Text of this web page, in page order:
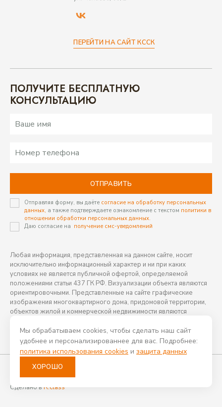
Все проекты КССК
Мы обрабатываем cookies, чтобы сделать наш сайт
удобнее и персонализированнее для вас. Подробнее:
политика использования cookies и защита данных
ХОРОШО
ПОЛУЧИТЕ БЕСПЛАТНУЮ
КОНСУЛЬТАЦИЮ
ОТПРАВИТЬ
Отправляя форму, вы даёте согласие на обработку персональных
данных, а также подтверждаете ознакомление с текстом политики в
отношении обработки персональных данных.
Даю согласие на получение смс-уведомлений
Любая информация, представленная на данном сайте, носит
исключительно информационный характер и ни при каких
условиях не является публичной офертой, определяемой
положениями статьи 437 ГК РФ. Визуализации объекта являются
ориентировочными. Представленные на сайте графические
изображения многоквартирного дома, придомовой территории,
объектов жилой и коммерческой недвижимости являются
решений, реализуемых застройщиком.
ПЕРЕЙТИ НА САЙТ КССК
©2026 Все права защищены
Политика конфиденциальности
Сделано в R.class